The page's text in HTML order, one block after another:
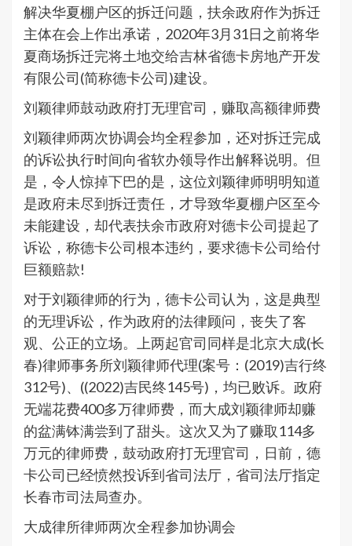
解决华夏棚户区的拆迁问题，扶余政府作为拆迁
主体在会上作出承诺，2020年3月31日之前将华
夏商场拆迁完将土地交给吉林省德卡房地产开发
有限公司(简称德卡公司)建设。
刘颖律师鼓动政府打无理官司，赚取高额律师费
刘颖律师两次协调会均全程参加，还对拆迁完成
的诉讼执行时间向省软办领导作出解释说明。但
是，令人惊掉下巴的是，这位刘颖律师明明知道
是政府未尽到拆迁责任，才导致华夏棚户区至今
未能建设，却代表扶余市政府对德卡公司提起了
诉讼，称德卡公司根本违约，要求德卡公司给付
巨额赔款!
对于刘颖律师的行为，德卡公司认为，这是典型
的无理诉讼，作为政府的法律顾问，丧失了客
观、公正的立场。上两起官司同样是北京大成(长
春)律师事务所刘颖律师代理(案号：(2019)吉行终
312号)、((2022)吉民终145号)，均已败诉。政府
无端花费400多万律师费，而大成刘颖律师却赚
的盆满钵满尝到了甜头。这次又为了赚取114多
万元的律师费，鼓动政府打无理官司，日前，德
卡公司已经愤然投诉到省司法厅，省司法厅指定
长春市司法局查办。
大成律所律师两次全程参加协调会